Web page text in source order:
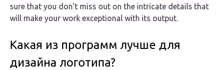
sure that you don’t miss out on the intricate details that
will make your work exceptional with its output.
Какая из программ лучше для
дизайна логотипа?